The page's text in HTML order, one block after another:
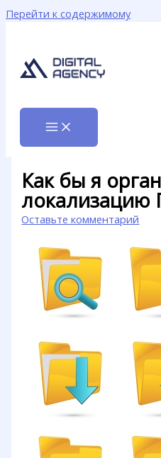
Перейти к содержимому
Как бы я
локализацию
Оставьте комментарий